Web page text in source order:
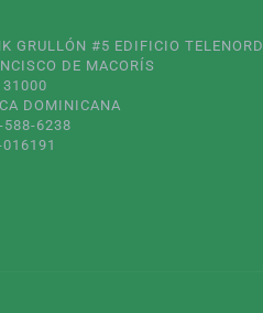
GRULLÓN #5 EDIFICIO TELENORD
DE MACORÍS
31000
DOMINICANA
588-6238